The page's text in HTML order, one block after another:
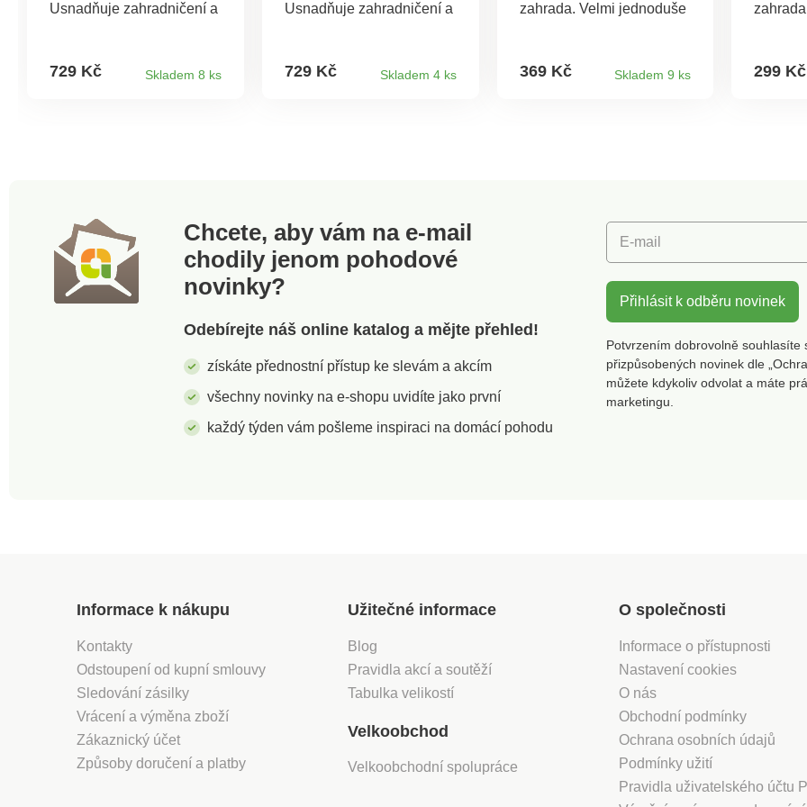
Usnadňuje zahradničení a
vlivům a snadno se
729 Kč Skladem 8 ks
Usnadňuje zahradničení a
vlivům a snadno se
729 Kč Skladem 4 ks
zahrada. Velmi jednoduše
a odolný povětrnostním
369 Kč Skladem 9 ks
a
rajčat Průměr 29,5 cm
Snadné
vnitřní i
299 Kč
Chcete, aby vám na e-mail
chodily jenom pohodové
novinky?
Odebírejte náš online katalog a mějte přehled!
získáte přednostní přístup ke slevám a akcím
všechny novinky na e-shopu uvidíte jako první
každý týden vám pošleme inspiraci na domácí pohodu
E-mail
Přihlásit k odběru novinek
Potvrzením dobrovolně
přizpůsobených novinek dle
můžete kdykoliv odvolat a máte
marketingu.
Informace k nákupu
Kontakty
Odstoupení od kupní smlouvy
Sledování zásilky
Vrácení a výměna zboží
Zákaznický účet
Způsoby doručení a platby
Užitečné informace
Blog
Pravidla akcí a soutěží
Tabulka velikostí
Velkoobchod
Velkoobchodní spolupráce
O společnosti
Informace o přístupnosti
Nastavení cookies
O nás
Obchodní podmínky
Ochrana osobních údajů
Podmínky užití
Pravidla uživatelského účtu